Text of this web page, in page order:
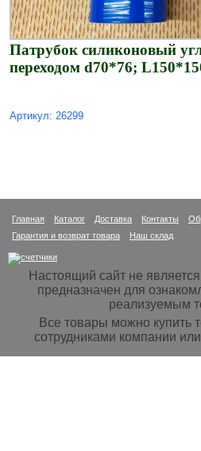
Патрубок силиконовый
переходом d70*76;
Артикул: 26299
Главная Каталог Доставка Контакты
Гарантия и возврат товара
Наш склад
Настоящий сайт не
предназначен для
реализуемым
Все товары можно купить
сотрудниками компании